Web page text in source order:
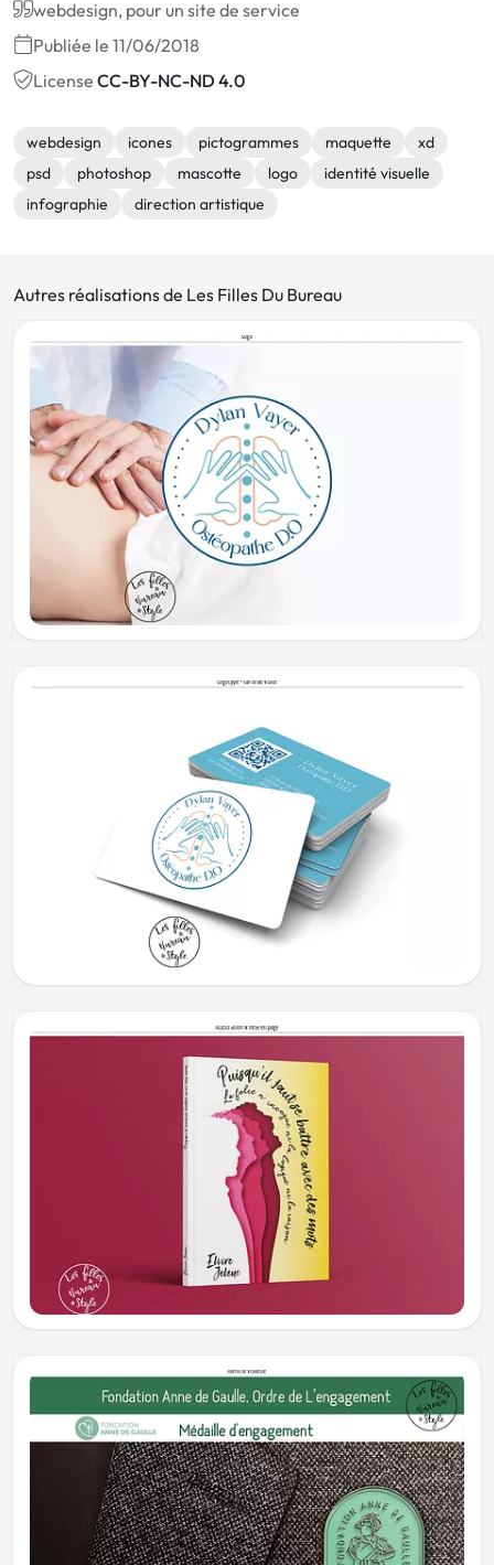
webdesign, pour un site de service
Publiée le 11/06/2018
License CC-BY-NC-ND 4.0
webdesign icones pictogrammes maquette
xd
psd
photoshop mascotte logo
identité visuelle
infographie
direction artistique
Autres réalisations de Les Filles Du Bureau